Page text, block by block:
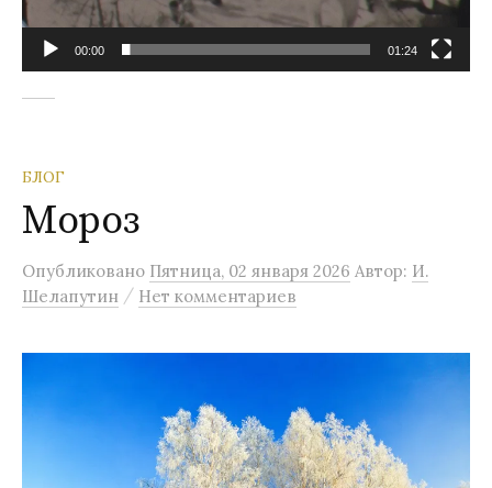
00:00 01:24
БЛОГ
Мороз
Опубликовано Пятница, 02 января 2026 Автор: И.
Шелапутин / Нет комментариев